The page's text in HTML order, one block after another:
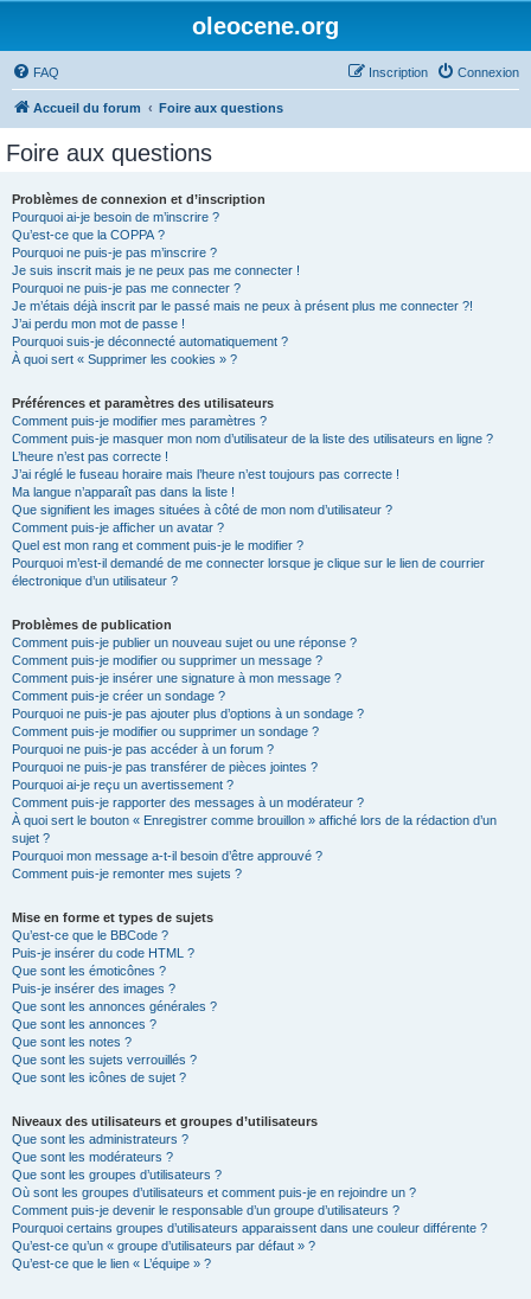
oleocene.org
FAQ Connexion
Inscription
Accueil du forum Foire aux questions
Foire aux questions
Problèmes de connexion et d’inscription
Pourquoi ai-je besoin de m’inscrire ?
Qu’est-ce que la COPPA ?
Pourquoi ne puis-je pas m’inscrire ?
Je suis inscrit mais je ne peux pas me connecter !
Pourquoi ne puis-je pas me connecter ?
Je m’étais déjà inscrit par le passé mais ne peux à présent plus me connecter ?!
J’ai perdu mon mot de passe !
Pourquoi suis-je déconnecté automatiquement ?
À quoi sert « Supprimer les cookies » ?
Préférences et paramètres des utilisateurs
Comment puis-je modifier mes paramètres ?
Comment puis-je masquer mon nom d’utilisateur de la liste des utilisateurs en ligne ?
L’heure n’est pas correcte !
J’ai réglé le fuseau horaire mais l’heure n’est toujours pas correcte !
Ma langue n’apparaît pas dans la liste !
Que signifient les images situées à côté de mon nom d’utilisateur ?
Comment puis-je afficher un avatar ?
Quel est mon rang et comment puis-je le modifier ?
Pourquoi m’est-il demandé de me connecter lorsque je clique sur le lien de courrier
électronique d’un utilisateur ?
Problèmes de publication
Comment puis-je publier un nouveau sujet ou une réponse ?
Comment puis-je modifier ou supprimer un message ?
Comment puis-je insérer une signature à mon message ?
Comment puis-je créer un sondage ?
Pourquoi ne puis-je pas ajouter plus d’options à un sondage ?
Comment puis-je modifier ou supprimer un sondage ?
Pourquoi ne puis-je pas accéder à un forum ?
Pourquoi ne puis-je pas transférer de pièces jointes ?
Pourquoi ai-je reçu un avertissement ?
Comment puis-je rapporter des messages à un modérateur ?
À quoi sert le bouton « Enregistrer comme brouillon » affiché lors de la rédaction d’un
sujet ?
Pourquoi mon message a-t-il besoin d’être approuvé ?
Comment puis-je remonter mes sujets ?
Mise en forme et types de sujets
Qu’est-ce que le BBCode ?
Puis-je insérer du code HTML ?
Que sont les émoticônes ?
Puis-je insérer des images ?
Que sont les annonces générales ?
Que sont les annonces ?
Que sont les notes ?
Que sont les sujets verrouillés ?
Que sont les icônes de sujet ?
Niveaux des utilisateurs et groupes d’utilisateurs
Que sont les administrateurs ?
Que sont les modérateurs ?
Que sont les groupes d’utilisateurs ?
Où sont les groupes d’utilisateurs et comment puis-je en rejoindre un ?
Comment puis-je devenir le responsable d’un groupe d’utilisateurs ?
Pourquoi certains groupes d’utilisateurs apparaissent dans une couleur différente ?
Qu’est-ce qu’un « groupe d’utilisateurs par défaut » ?
Qu’est-ce que le lien « L’équipe » ?